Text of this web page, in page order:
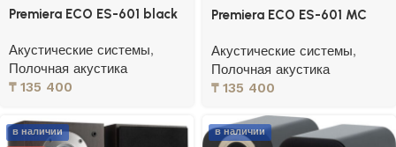
Premiera ECO ES-601 black
Акустические системы,
Полочная акустика
₸135 400
Premiera ECO ES-601 MC
Акустические системы,
Полочная акустика
₸135 400
в наличии в наличии